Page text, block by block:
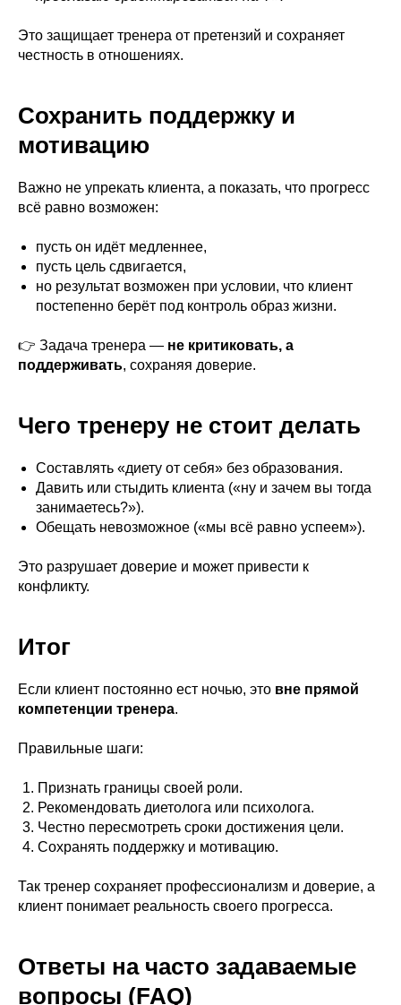
Это защищает тренера от претензий и сохраняет
честность в отношениях.
Сохранить поддержку и
мотивацию
Важно не упрекать клиента, а показать, что прогресс
всё равно возможен:
пусть он идёт медленнее,
пусть цель сдвигается,
но результат возможен при условии, что клиент
постепенно берёт под контроль образ жизни.
👉 Задача тренера — не критиковать, а
поддерживать, сохраняя доверие.
Чего тренеру не стоит делать
Составлять «диету от себя» без образования.
Давить или стыдить клиента («ну и зачем вы тогда
занимаетесь?»).
Обещать невозможное («мы всё равно успеем»).
Это разрушает доверие и может привести к
конфликту.
Итог
Если клиент постоянно ест ночью, это вне прямой
компетенции тренера.
Правильные шаги:
Признать границы своей роли.
Рекомендовать диетолога или психолога.
Честно пересмотреть сроки достижения цели.
Сохранять поддержку и мотивацию.
Так тренер сохраняет профессионализм и доверие, а
клиент понимает реальность своего прогресса.
Ответы на часто задаваемые
вопросы (FAQ)